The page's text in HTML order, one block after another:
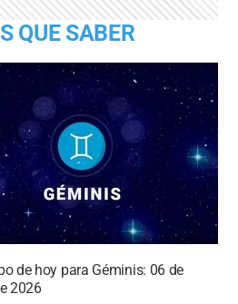
QUE SABER
de hoy para Géminis: 06 de
2026